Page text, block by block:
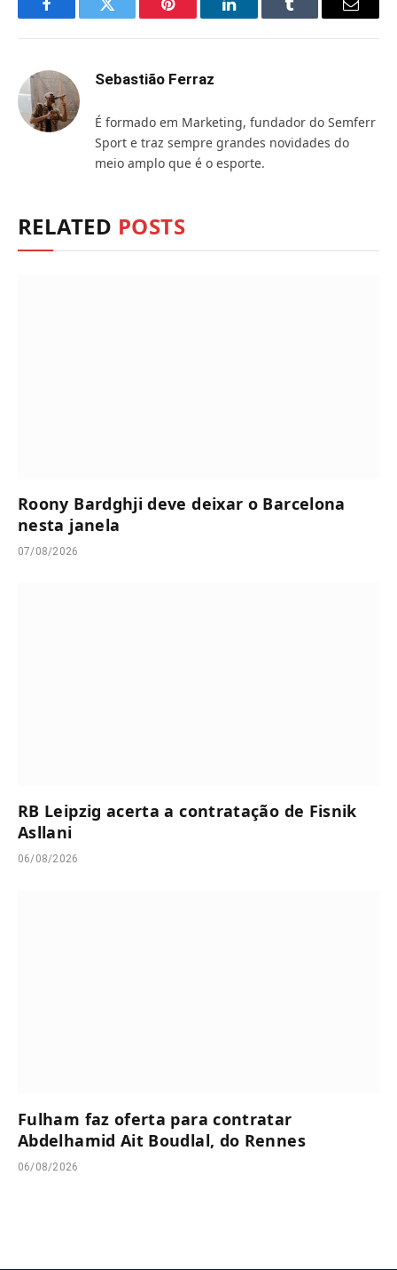
FacebookTwitter Pinterest LinkedInTumblr Email
Sebastião Ferraz
É formado em Marketing, fundador do Semferr
Sport e traz sempre grandes novidades do
meio amplo que é o esporte.
RELATED POSTS
Roony Bardghji deve deixar o Barcelona
nesta janela
07/08/2026
RB Leipzig acerta a contratação de Fisnik
Asllani
06/08/2026
Fulham faz oferta para contratar
Abdelhamid Ait Boudlal, do Rennes
06/08/2026